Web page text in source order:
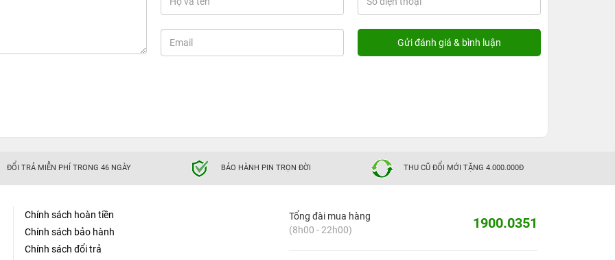
ĐỔI TRẢ MIỄN PHÍ TRONG 46 NGÀY BẢO HÀNH PIN TRỌN ĐỜI THU CŨ ĐỔI MỚI TẶNG 4.000.000Đ
Chính sách hoàn tiền
Chính sách bảo hành
Chính sách đổi trả
Tổng đài mua hàng
(8h00 - 22h00)
1900.0351